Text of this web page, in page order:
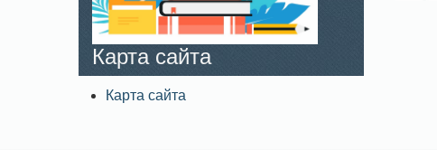
Карта сайта
Карта сайта